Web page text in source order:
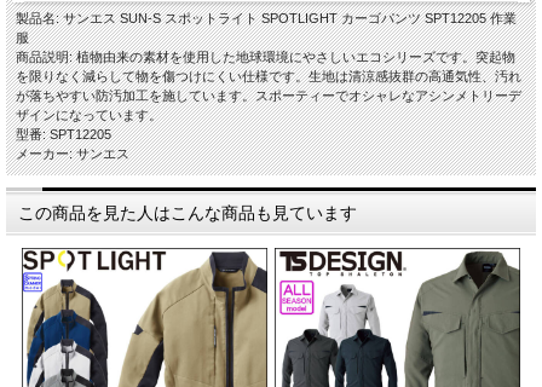
製品名: サンエス SUN-S スポットライト SPOTLIGHT カーゴパンツ SPT12205 作業
服
商品説明: 植物由来の素材を使用した地球環境にやさしいエコシリーズです。突起物
を限りなく減らして物を傷つけにくい仕様です。生地は清涼感抜群の高通気性、汚れ
が落ちやすい防汚加工を施しています。スポーティーでオシャレなアシンメトリーデ
ザインになっています。
型番: SPT12205
メーカー: サンエス
この商品を見た人はこんな商品も見ています